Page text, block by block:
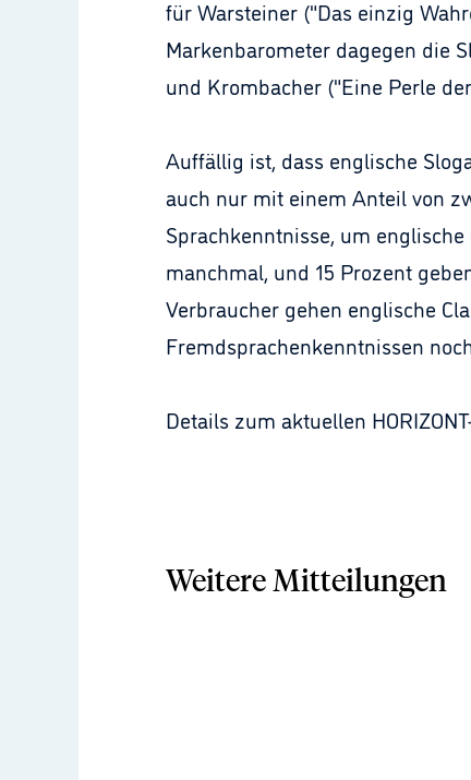
für Warsteiner ("Das einzig
Markenbarometer dagegen die
und Krombacher ("Eine Perle
Auffällig ist, dass englische
auch nur mit einem Anteil von
Sprachkenntnisse, um
manchmal, und 15 Prozent
Verbraucher gehen englische
Fremdsprachenkenntnissen
Details zum aktuellen
Weitere Mitteilungen